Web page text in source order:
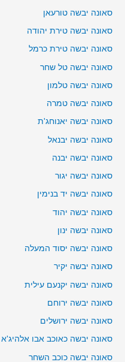
סאונה יבשה טורעאן
סאונה יבשה טירת יהודה
סאונה יבשה טירת כרמל
סאונה יבשה טל שחר
סאונה יבשה טלמון
סאונה יבשה טמרה
סאונה יבשה יאנוחג'ת
סאונה יבשה יבנאל
סאונה יבשה יבנה
סאונה יבשה יגור
סאונה יבשה יד בנימין
סאונה יבשה יהוד
סאונה יבשה ינון
סאונה יבשה יסוד המעלה
סאונה יבשה יקיר
סאונה יבשה יקנעם עילית
סאונה יבשה ירוחם
סאונה יבשה ירושלים
סאונה יבשה כאוכב אבו אלהיג'א
סאונה יבשה כוכב השחר